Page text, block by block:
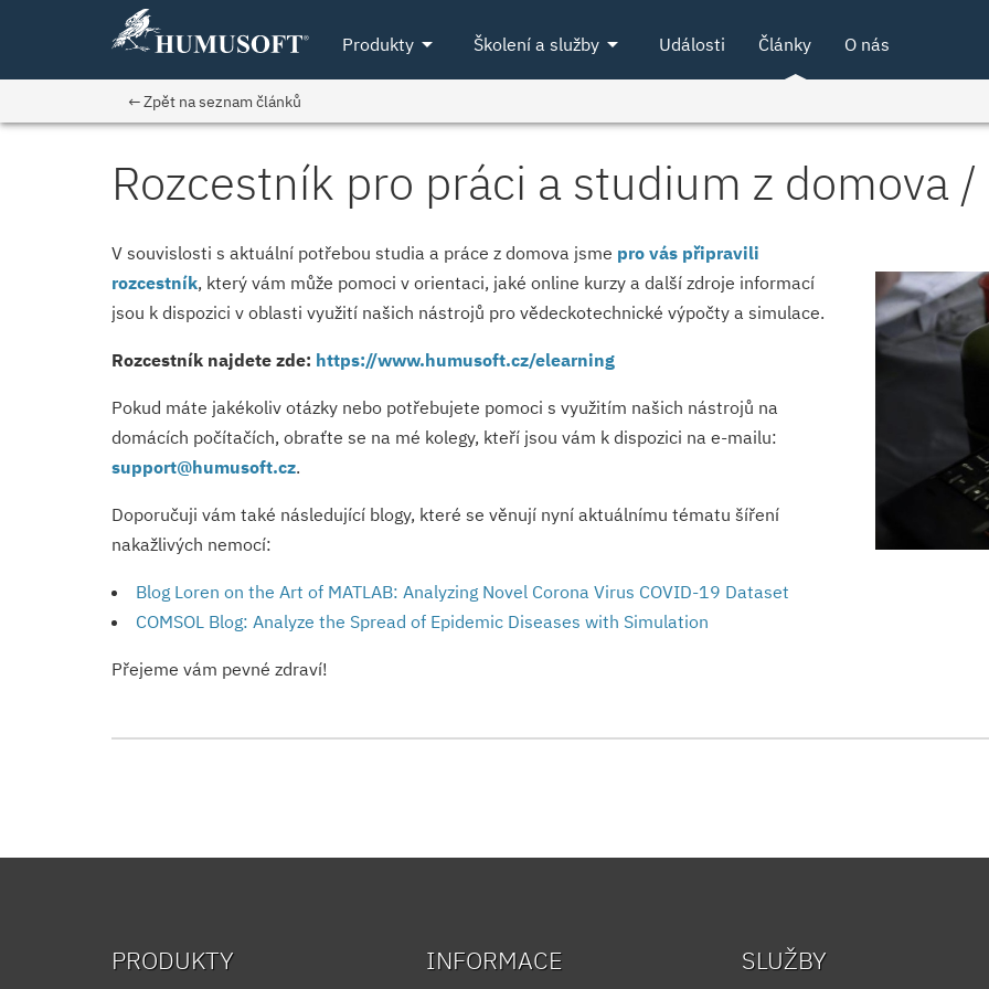
Produktyarrow_drop_down Školení a službyarrow_drop_down Události Články O nás
← Zpět na seznam článků
Rozcestník pro práci a studium z domova
V souvislosti s aktuální potřebou studia a práce z domova jsme pro vás připravili
rozcestník, který vám může pomoci v orientaci, jaké online kurzy a další zdroje informací
jsou k dispozici v oblasti využití našich nástrojů pro vědeckotechnické výpočty a simulace.
Rozcestník najdete zde: https://www.humusoft.cz/elearning
Pokud máte jakékoliv otázky nebo potřebujete pomoci s využitím našich nástrojů na
domácích počítačích, obraťte se na mé kolegy, kteří jsou vám k dispozici na e-mailu:
support@humusoft.cz.
Doporučuji vám také následující blogy, které se věnují nyní aktuálnímu tématu šíření
nakažlivých nemocí:
Blog Loren on the Art of MATLAB: Analyzing Novel Corona Virus COVID-19 Dataset
COMSOL Blog: Analyze the Spread of Epidemic Diseases with Simulation
Přejeme vám pevné zdraví!
PRODUKTY INFORMACE SLUŽBY